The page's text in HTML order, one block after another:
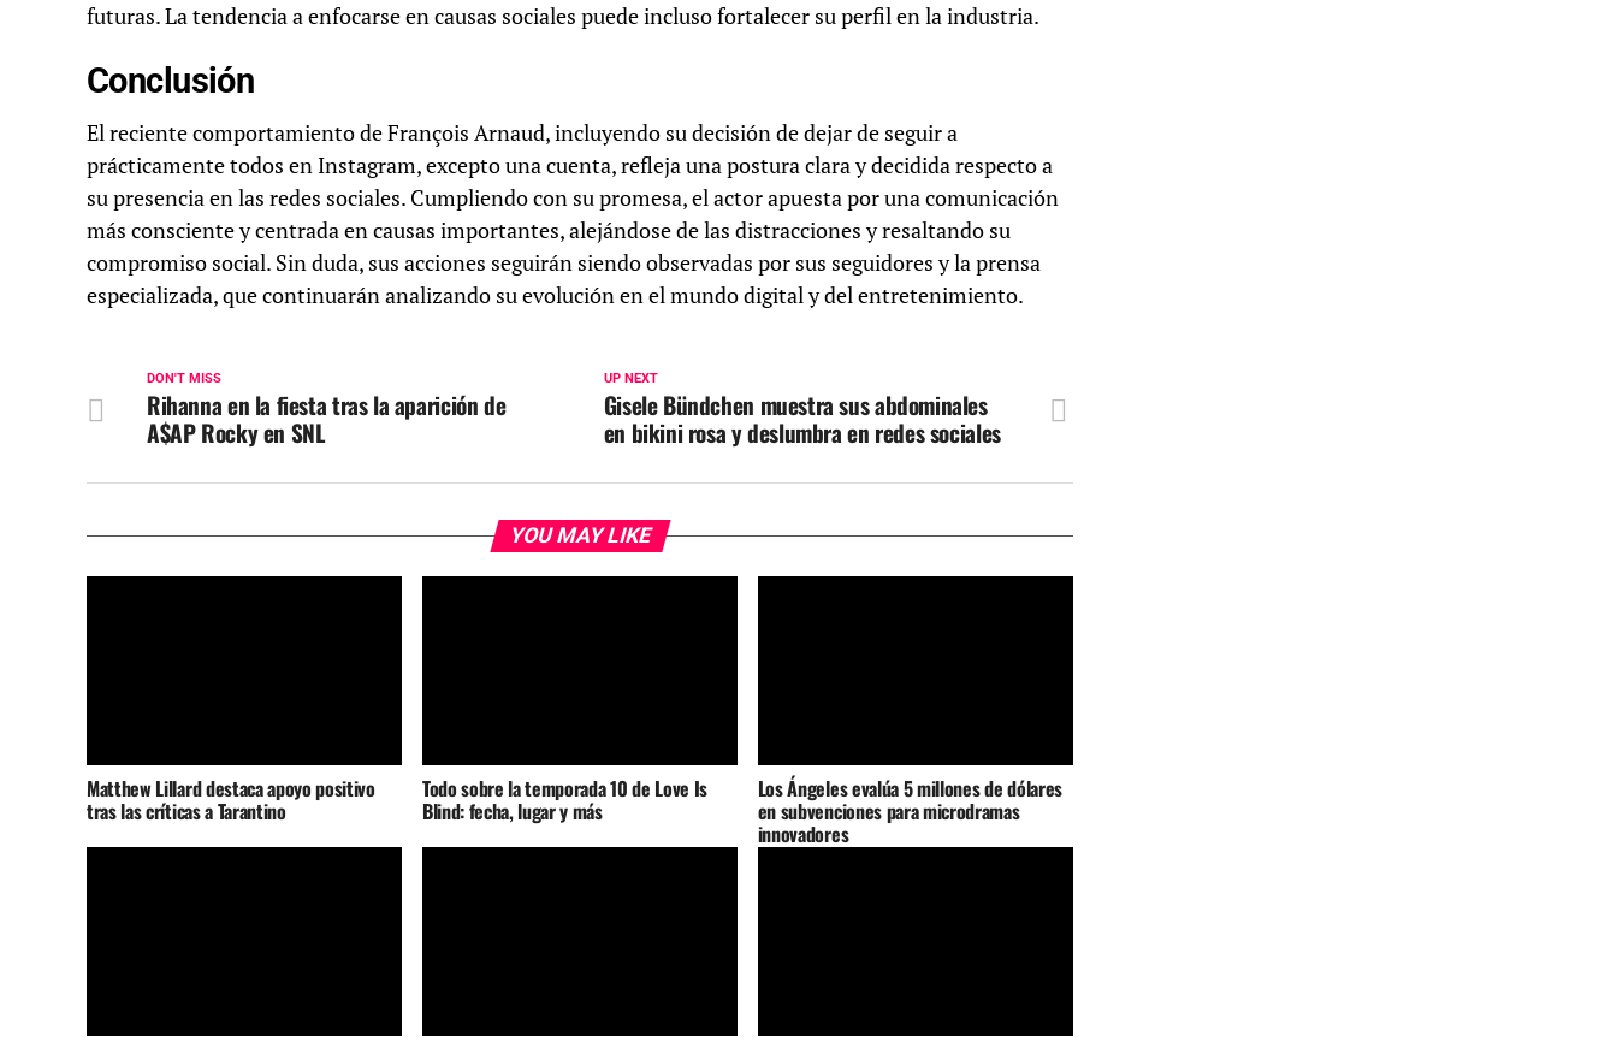
futuras. La tendencia a enfocarse en causas sociales puede incluso fortalecer su perfil en la industria.
Conclusión
El reciente comportamiento de François Arnaud, incluyendo su decisión de dejar de seguir a
prácticamente todos en Instagram, excepto una cuenta, refleja una postura clara y decidida respecto a
su presencia en las redes sociales. Cumpliendo con su promesa, el actor apuesta por una comunicación
más consciente y centrada en causas importantes, alejándose de las distracciones y resaltando su
compromiso social. Sin duda, sus acciones seguirán siendo observadas por sus seguidores y la prensa
especializada, que continuarán analizando su evolución en el mundo digital y del entretenimiento.
UP NEXT
Gisele Bündchen muestra sus abdominales
en bikini rosa y deslumbra en redes sociales
DON'T MISS
Rihanna en la fiesta tras la aparición de
A$AP Rocky en SNL
YOU MAY LIKE
Matthew Lillard destaca apoyo positivo
tras las críticas a Tarantino
Todo sobre la temporada 10 de Love Is
Blind: fecha, lugar y más
Los Ángeles evalúa 5 millones de dólares
en subvenciones para microdramas
innovadores